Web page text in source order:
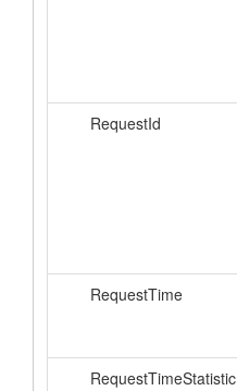
RequestId
RequestTime
RequestTimeStatistic